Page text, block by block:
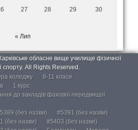
27 28 29 30
« Лип
обласне вище училище фізичної
спорту. All Rights Reserved.
коледжу
8-11 класи
1 курс
до закладів фахової передвищої
(без назви)
#5391 (без назви)
(без назви)
#5403 (без назви)